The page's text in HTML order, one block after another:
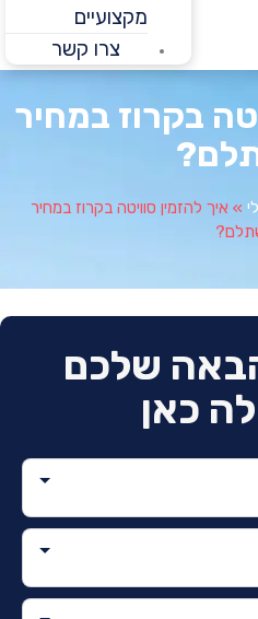
מקצועיים
צרו קשר
בקרוז במחיר
להזמין סוויטה בקרוז במחיר
שלכם